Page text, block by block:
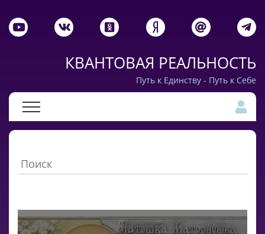
КВАНТОВАЯ РЕАЛЬНОСТЬ
Путь к Единству - Путь к Себе